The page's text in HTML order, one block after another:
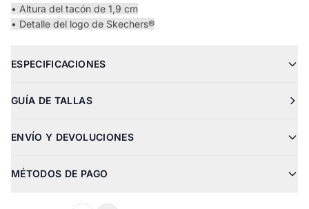
• Altura del tacón de 1,9 cm
• Detalle del logo de Skechers®
ESPECIFICACIONES
GUÍA DE TALLAS
ENVÍO Y DEVOLUCIONES
MÉTODOS DE PAGO